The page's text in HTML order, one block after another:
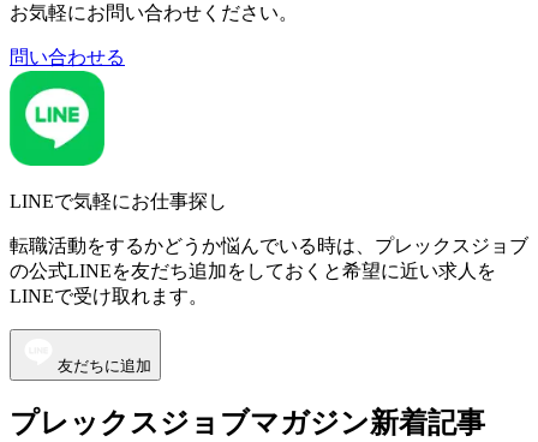
お気軽にお問い合わせください。
問い合わせる
LINEで気軽にお仕事探し
転職活動をするかどうか悩んでいる時は、プレックスジョブ
の公式LINEを友だち追加をしておくと希望に近い求人を
LINEで受け取れます。
友だちに追加
プレックスジョブマガジン新着記事